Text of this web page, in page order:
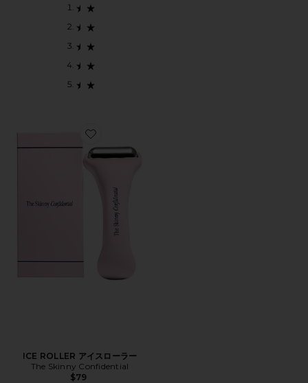
Favorite ICE ROLLER アイスローラー
ICE ROLLER アイスローラー
The Skinny Confidential
$79